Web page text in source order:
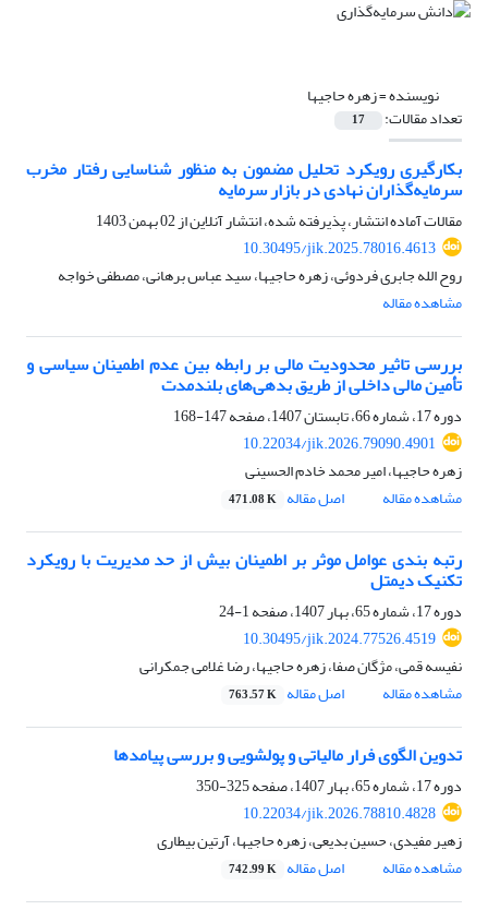
نویسنده =زهره حاجیها
تعداد مقالات: 17
بکارگیری رویکرد تحلیل مضمون به منظور شناسایی رفتار مخرب
سرمایه‌گذاران نهادی در بازار سرمایه
مقالات آماده انتشار، پذیرفته شده، انتشار آنلاین از02 بهمن 1403
10.30495/jik.2025.78016.4613
روح الله جابری فردوئی، زهره حاجیها، سید عباس برهانی، مصطفی خواجه
مشاهده مقاله
بررسی تاثیر محدودیت مالی بر رابطه بین عدم اطمینان سیاسی و
تأمین مالی داخلی از طریق بدهی‌های بلندمدت
دوره 17، شماره 66، تابستان 1407، صفحه
147-168
10.22034/jik.2026.79090.4901
زهره حاجیها، امیر محمد خادم الحسینی
مشاهده مقاله
اصل مقاله 471.08 K
رتبه بندی عوامل موثر بر اطمینان بیش از حد مدیریت با رویکرد
تکنیک دیمتل
دوره 17، شماره 65، بهار 1407، صفحه
1-24
10.30495/jik.2024.77526.4519
نفیسه قمی، مژگان صفا، زهره حاجیها، رضا غلامی جمکرانی
مشاهده مقاله
اصل مقاله 763.57 K
تدوین الگوی فرار مالیاتی و پولشویی و بررسی پیامدها
دوره 17، شماره 65، بهار 1407، صفحه
325-350
10.22034/jik.2026.78810.4828
زهیر مفیدی، حسین بدیعی، زهره حاجیها، آرتین بیطاری
مشاهده مقاله
اصل مقاله 742.99 K